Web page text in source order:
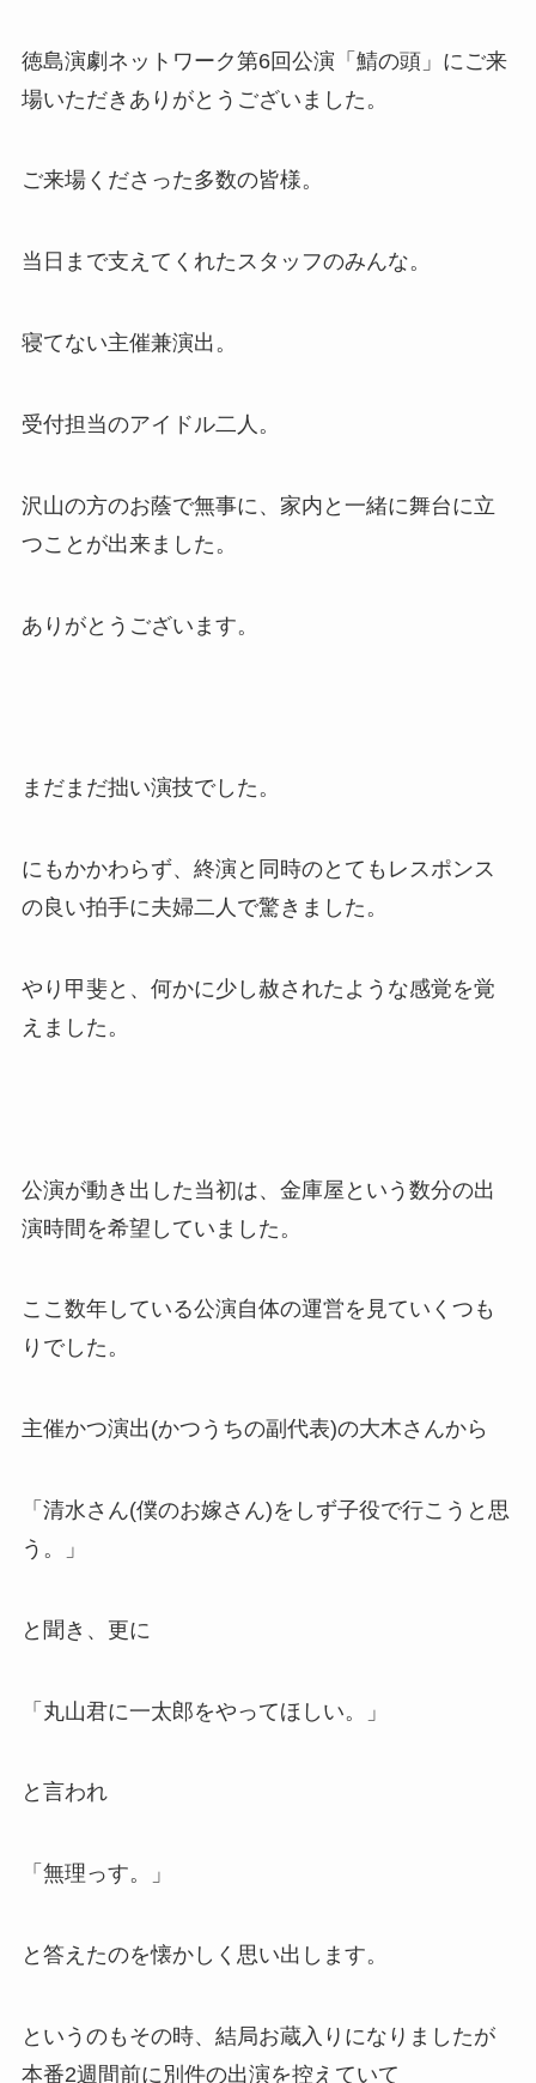
徳島演劇ネットワーク第6回公演「鯖の頭」にご来
場いただきありがとうございました。
ご来場くださった多数の皆様。
当日まで支えてくれたスタッフのみんな。
寝てない主催兼演出。
受付担当のアイドル二人。
沢山の方のお蔭で無事に、家内と一緒に舞台に立
つことが出来ました。
ありがとうございます。
まだまだ拙い演技でした。
にもかかわらず、終演と同時のとてもレスポンス
の良い拍手に夫婦二人で驚きました。
やり甲斐と、何かに少し赦されたような感覚を覚
えました。
公演が動き出した当初は、金庫屋という数分の出
演時間を希望していました。
ここ数年している公演自体の運営を見ていくつも
りでした。
主催かつ演出(かつうちの副代表)の大木さんから
「清水さん(僕のお嫁さん)をしず子役で行こうと思
う。」
と聞き、更に
「丸山君に一太郎をやってほしい。」
と言われ
「無理っす。」
と答えたのを懐かしく思い出します。
というのもその時、結局お蔵入りになりましたが
本番2週間前に別件の出演を控えていて